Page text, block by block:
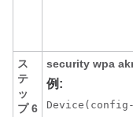
ス
テ
ッ
プ 6
security wpa
例: